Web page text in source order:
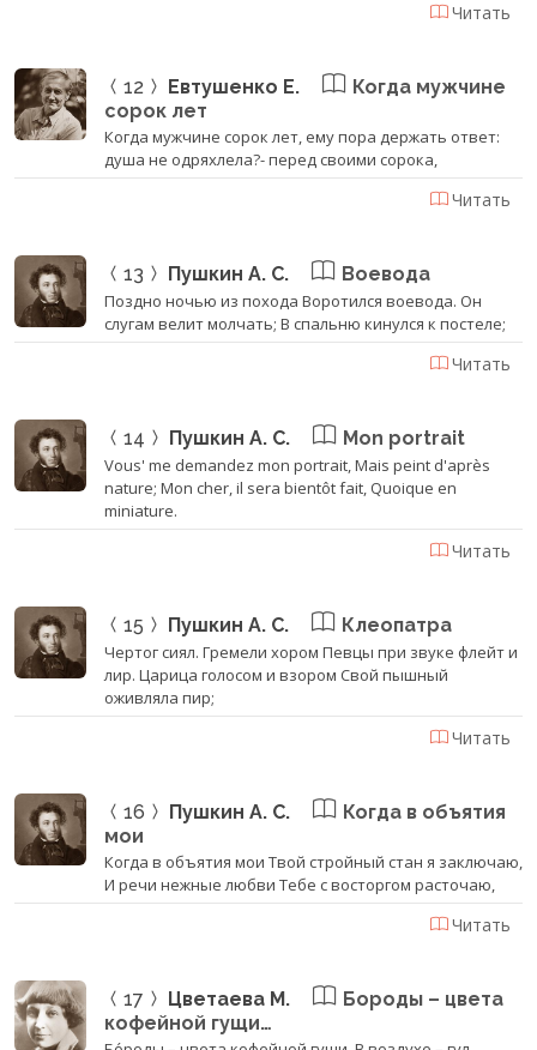
Читать
12 Евтушенко Е.
Когда мужчине
сорок лет
Когда мужчине сорок лет, ему пора держать ответ:
душа не одряхлела?- перед своими сорока,
Читать
13 Пушкин А. С. Воевода
Поздно ночью из похода Воротился воевода. Он
слугам велит молчать; В спальню кинулся к постеле;
Читать
14 Пушкин А. С. Mon portrait
Vous' me demandez mon portrait, Mais peint d'après
nature; Mon cher, il sera bientôt fait, Quoique en
miniature.
Читать
15 Пушкин А. С. Клеопатра
Чертог сиял. Гремели хором Певцы при звуке флейт и
лир. Царица голосом и взором Свой пышный
оживляла пир;
Читать
16 Пушкин А. С.
Когда в объятия
мои
Когда в объятия мои Твой стройный стан я заключаю,
И речи нежные любви Тебе с восторгом расточаю,
Читать
17 Цветаева М.
Бороды – цвета
кофейной гущи…